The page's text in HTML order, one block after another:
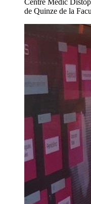
Centre Mèdic
de Quinze de la